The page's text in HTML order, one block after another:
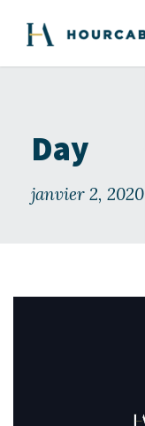
Day
janvier 2, 2020